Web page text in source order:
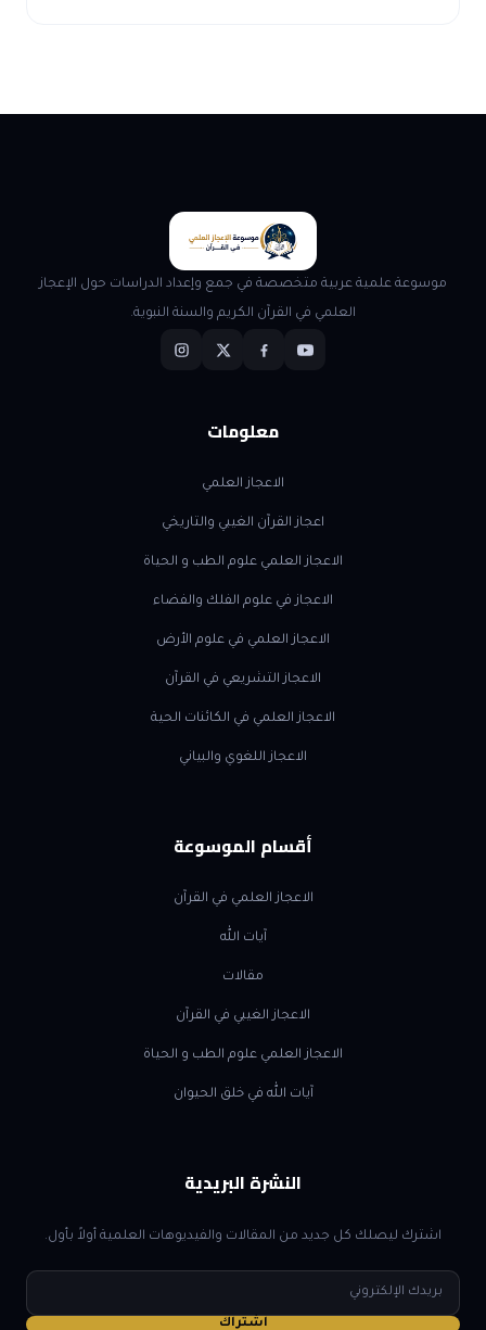
موسوعة علمية عربية متخصصة في جمع وإعداد الدراسات حول الإعجاز
العلمي في القرآن الكريم والسنة النبوية.
معلومات
الاعجاز العلمي
اعجاز القرآن الغيبي والتاريخي
الاعجاز العلمي علوم الطب و الحياة
الاعجاز في علوم الفلك والفضاء
الاعجاز العلمي في علوم الأرض
الاعجاز التشريعي في القرآن
الاعجاز العلمي في الكائنات الحية
الاعجاز اللغوي والبياني
أقسام الموسوعة
الاعجاز العلمي في القرآن
آيات الله
مقالات
الاعجاز الغيبي في القرآن
الاعجاز العلمي علوم الطب و الحياة
آيات الله في خلق الحيوان
النشرة البريدية
اشترك ليصلك كل جديد من المقالات والفيديوهات العلمية أولاً بأول.
البريد
الإلكتروني
اشتراك